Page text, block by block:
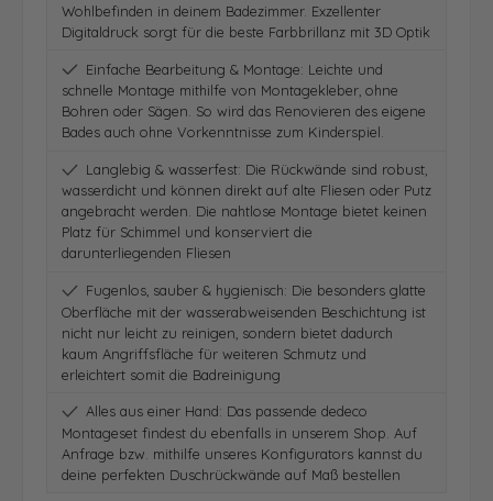
Wohlbefinden in deinem Badezimmer. Exzellenter
Digitaldruck sorgt für die beste Farbbrillanz mit 3D Optik
Einfache Bearbeitung & Montage: Leichte und
schnelle Montage mithilfe von Montagekleber, ohne
Bohren oder Sägen. So wird das Renovieren des eigene
Bades auch ohne Vorkenntnisse zum Kinderspiel.
Langlebig & wasserfest: Die Rückwände sind robust,
wasserdicht und können direkt auf alte Fliesen oder Putz
angebracht werden. Die nahtlose Montage bietet keinen
Platz für Schimmel und konserviert die
darunterliegenden Fliesen
Fugenlos, sauber & hygienisch: Die besonders glatte
Oberfläche mit der wasserabweisenden Beschichtung ist
nicht nur leicht zu reinigen, sondern bietet dadurch
kaum Angriffsfläche für weiteren Schmutz und
erleichtert somit die Badreinigung
Alles aus einer Hand: Das passende dedeco
Montageset findest du ebenfalls in unserem Shop. Auf
Anfrage bzw. mithilfe unseres Konfigurators kannst du
deine perfekten Duschrückwände auf Maß bestellen